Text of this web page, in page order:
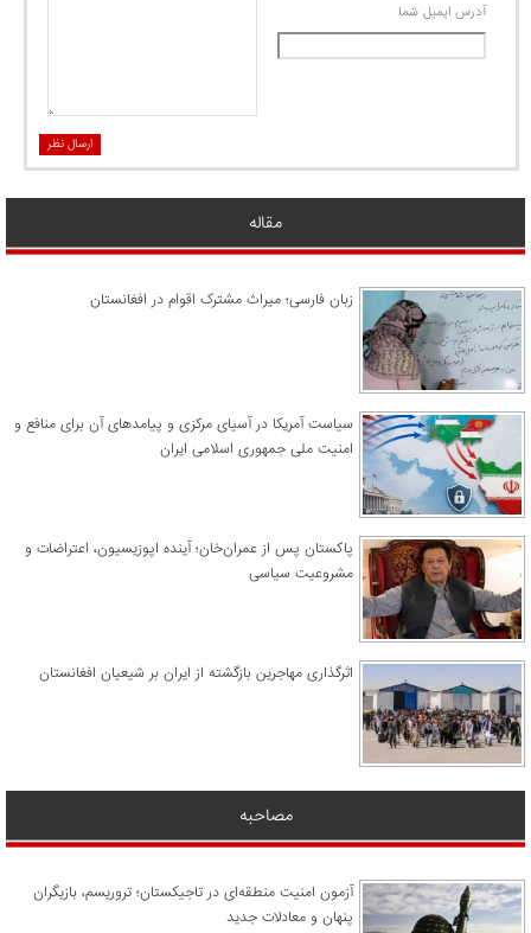
آدرس ايميل شما
ارسال نظر
مقاله
زبان فارسی؛ میراث مشترک اقوام در افغانستان
سیاست آمریکا در آسیای مرکزی و پیامدهای آن برای منافع و
امنیت ملی جمهوری اسلامی ایران
پاکستان پس از عمران‌خان؛ آینده اپوزیسیون، اعتراضات و
مشروعیت سیاسی
اثرگذاری مهاجرین بازگشته از ایران بر شیعیان افغانستان
مصاحبه
آزمون امنیت منطقه‌ای در تاجیکستان؛ تروریسم، بازیگران
پنهان و معادلات جدید